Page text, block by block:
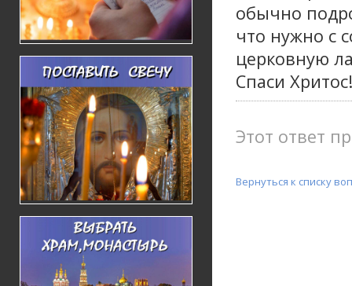
обычно
что нужно с
церковную
Спаси Хритос!
Этот ответ
Вернуться к списку